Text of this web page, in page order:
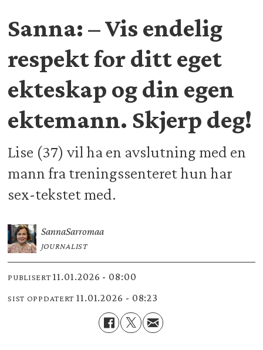
Sanna: – Vis endelig
respekt for ditt eget
ekteskap og din egen
ektemann. Skjerp deg!
Lise (37) vil ha en avslutning med en
mann fra treningssenteret hun har
sex-tekstet med.
SannaSarromaa
JOURNALIST
PUBLISERT 11.01.2026 - 08:00
SIST OPPDATERT 11.01.2026 - 08:23